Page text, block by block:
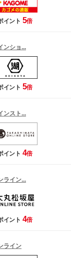
イント 5倍
ンショ...
イント 5倍
ンスト...
イント 4倍
ライン...
イント 4倍
ライン